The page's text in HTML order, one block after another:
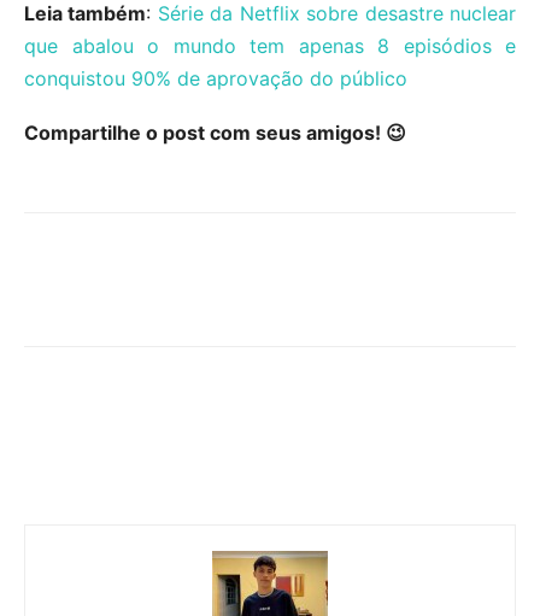
Leia também: Série da Netflix sobre desastre nuclear
que abalou o mundo tem apenas 8 episódios e
conquistou 90% de aprovação do público
Compartilhe o post com seus amigos! 😉